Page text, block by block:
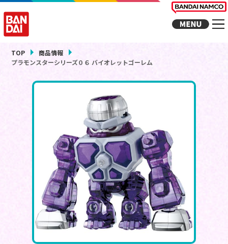
TOP
商品情報
プラモンスターシリーズ０６ バイオレットゴーレム